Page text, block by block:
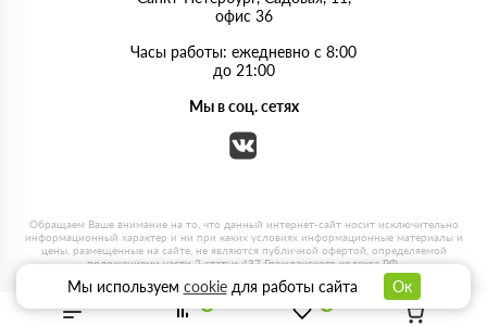
офис 36
Часы работы: ежедневно с 8:00
до 21:00
Мы в соц. сетях
Мы используем cookieдля работы сайта Ок